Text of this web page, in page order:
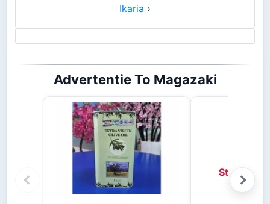
Ikaria ›
Advertentie To Magazaki
Stifado